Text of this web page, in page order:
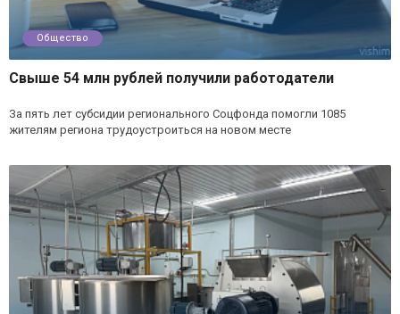
Общество
Свыше 54 млн рублей получили работодатели
За пять лет субсидии регионального Соцфонда помогли 1085
жителям региона трудоустроиться на новом месте